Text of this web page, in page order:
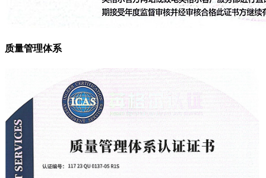
质量管理体系